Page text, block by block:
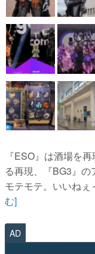
『ESO』は酒場を
る再現、『BG3』
モテモテ。いいね
む]
AD